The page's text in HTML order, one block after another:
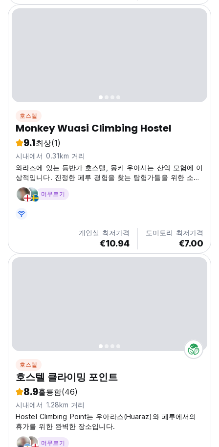
호스텔
Monkey Wuasi Climbing Hostel
9.1최상(1)
시내에서 0.31km 거리
와라즈에 있는 등반가 호스텔, 몽키 우아시는 산악 모험에 이
상적입니다. 진정한 페루 경험을 찾는 탐험가들을 위한 소셜
허브입니다. (Auto-translated from original language)
머무르기
개인실 최저가격
€10.94
도미토리 최저가격
€7.00
호스텔
호스텔 클라이밍 포인트
8.9훌륭함(46)
시내에서 1.28km 거리
Hostel Climbing Point는 우아라스(Huaraz)와 페루에서의
휴가를 위한 완벽한 장소입니다.
머무르기